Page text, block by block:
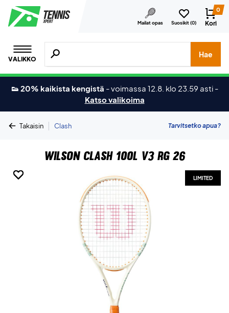
Mailat opas Suosikit (0)
0
Kori
VALIKKO
Hae tuotteita, merkkejä jne.
Hae
👟 20% kaikista kengistä -voimassa 12.8. klo 23.59 asti -
Katso valikoima
Takaisin | Clash Tarvitsetko apua?
Wilson Clash 100L V3 RG 26
LIMITED
LIMITED
LIMITED
LIMITED
LIMITED